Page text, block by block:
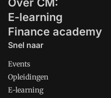
E-learning
Finance academy
Snel naar
Events
Opleidingen
E-learning